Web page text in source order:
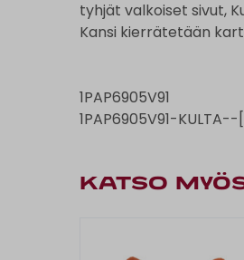
tyhjät valkoiset sivut,
Kansi kierrätetään
1PAP6905V91
1PAP6905V91-
KATSO